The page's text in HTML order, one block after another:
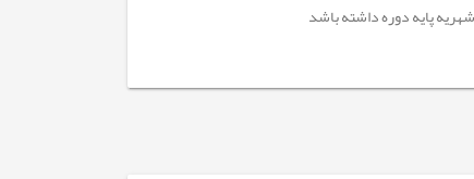
پایه دوره داشته باشد